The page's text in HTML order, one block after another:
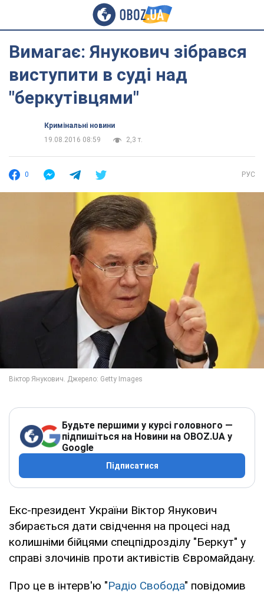
Вимагає: Янукович зібрався
виступити в суді над
"беркутівцями"
Кримінальні новини
19.08.2016 08:59
2,3 т.
0 РУС
Будьте першими у курсі головного —
підпишіться на Новини на OBOZ.UA у
Google
Підписатися
Екс-президент України Віктор Янукович
збирається дати свідчення на процесі над
колишніми бійцями спецпідрозділу "Беркут" у
справі злочинів проти активістів Євромайдану.
Про це в інтерв'ю "Радіо Свобода" повідомив